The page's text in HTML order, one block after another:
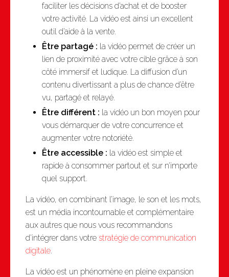
faciliter les décisions d’achat et de booster
votre activité. La vidéo est ainsi un excellent
outil d’aide à la vente.
Être partagé : la vidéo permet de créer un
lien de proximité avec votre cible grâce à son
côté immersif et ludique. La diffusion d’un
contenu divertissant a plus de chance d’être
vu, partagé et relayé.
Être différent : la vidéo un bon moyen pour
vous démarquer de votre concurrence et
augmenter votre notoriété.
Être accessible : la vidéo est simple et
rapide à consommer partout et sur n’importe
quel support.
La vidéo, en combinant l’image, le son et les mots,
est un média incontournable et complémentaire
aux autres que nous vous recommandons
d’intégrer dans votre stratégie de communication
digitale.
La vidéo est un phénomène en pleine expansion